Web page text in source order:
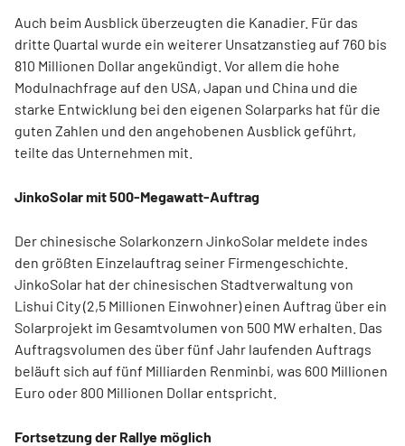
Auch beim Ausblick überzeugten die Kanadier. Für das
dritte Quartal wurde ein weiterer Unsatzanstieg auf 760 bis
810 Millionen Dollar angekündigt. Vor allem die hohe
Modulnachfrage auf den USA, Japan und China und die
starke Entwicklung bei den eigenen Solarparks hat für die
guten Zahlen und den angehobenen Ausblick geführt,
teilte das Unternehmen mit.
JinkoSolar mit 500-Megawatt-Auftrag
Der chinesische Solarkonzern JinkoSolar meldete indes
den größten Einzelauftrag seiner Firmengeschichte.
JinkoSolar hat der chinesischen Stadtverwaltung von
Lishui City (2,5 Millionen Einwohner) einen Auftrag über ein
Solarprojekt im Gesamtvolumen von 500 MW erhalten. Das
Auftragsvolumen des über fünf Jahr laufenden Auftrags
beläuft sich auf fünf Milliarden Renminbi, was 600 Millionen
Euro oder 800 Millionen Dollar entspricht.
Fortsetzung der Rallye möglich